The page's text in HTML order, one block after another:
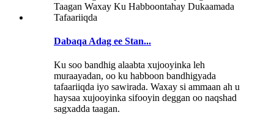
Dabaqa Adag ee Stan...
Ku soo bandhig alaabta xujooyinka leh
muraayadan, oo ku habboon bandhigyada
tafaariiqda iyo sawirada. Waxay si ammaan ah u
haysaa xujooyinka sifooyin deggan oo naqshad
sagxadda taagan.